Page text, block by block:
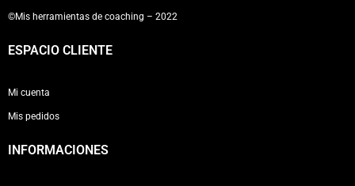
©Mis herramientas de coaching – 2022
ESPACIO CLIENTE
Mi cuenta
Mis pedidos
INFORMACIONES